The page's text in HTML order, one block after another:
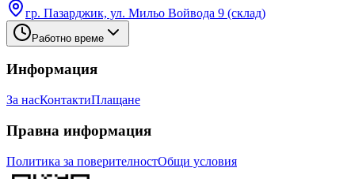
гр. Пазарджик, ул. Мильо Войвода 9 (склад)
Работно време
Информация
За насКонтактиПлащане
Правна информация
Политика за поверителностОбщи условия